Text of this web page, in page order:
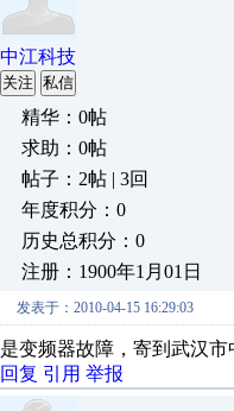
中江科技
关注 私信
精华：0帖
求助：0帖
帖子：2帖 | 3回
年度积分：0
历史总积分：0
注册：1900年1月01日
发表于：2010-04-15 16:29:03
是变频器故障，寄到武汉
回复 引用 举报